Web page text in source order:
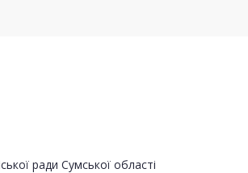
ради Сумської області